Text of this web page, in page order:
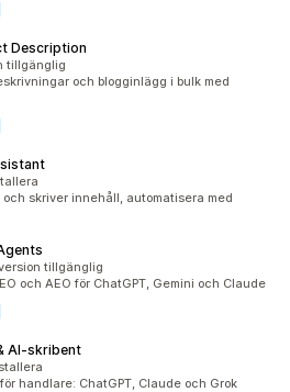
Description
tillgänglig
och blogginlägg i bulk med
skriver innehåll, automatisera med
tillgänglig
och AEO för ChatGPT, Gemini och Claude
AI‑skribent
handlare: ChatGPT, Claude och Grok